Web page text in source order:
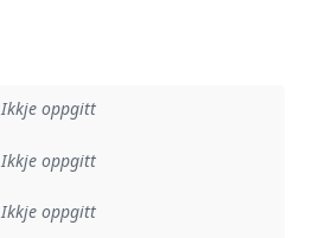
Ikkje oppgitt
:
Ikkje oppgitt
Ikkje oppgitt